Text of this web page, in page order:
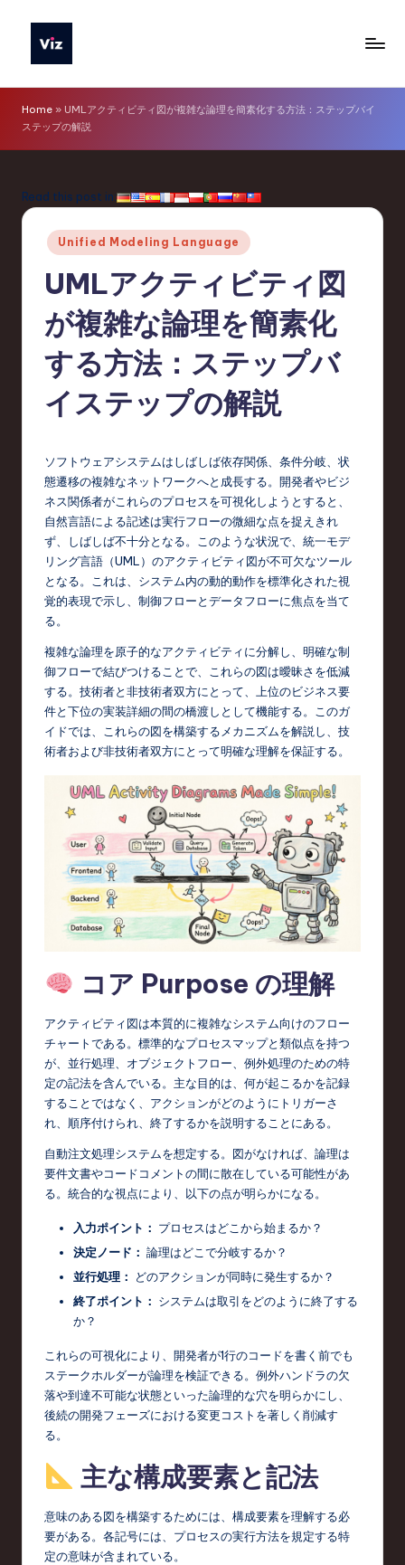
iz
T
o
T
w
T
d
o
Home » UMLアクティビティ図が複雑な論理を簡素化する方法：ステップバイ
ステップの解説
Read this post in:
Posted
in
Unified Modeling Language
UMLアクティビティ図
が複雑な論理を簡素化
する方法：ステップバ
イステップの解説
ソフトウェアシステムはしばしば依存関係、条件分岐、状
態遷移の複雑なネットワークへと成長する。開発者やビジ
ネス関係者がこれらのプロセスを可視化しようとすると、
自然言語による記述は実行フローの微細な点を捉えきれ
ず、しばしば不十分となる。このような状況で、統一モデ
リング言語（UML）のアクティビティ図が不可欠なツール
となる。これは、システム内の動的動作を標準化された視
覚的表現で示し、制御フローとデータフローに焦点を当て
る。
複雑な論理を原子的なアクティビティに分解し、明確な制
御フローで結びつけることで、これらの図は曖昧さを低減
する。技術者と非技術者双方にとって、上位のビジネス要
件と下位の実装詳細の間の橋渡しとして機能する。このガ
イドでは、これらの図を構築するメカニズムを解説し、技
術者および非技術者双方にとって明確な理解を保証する。
コア Purpose の理解
アクティビティ図は本質的に複雑なシステム向けのフロー
チャートである。標準的なプロセスマップと類似点を持つ
が、並行処理、オブジェクトフロー、例外処理のための特
定の記法を含んでいる。主な目的は、何が起こるかを記録
することではなく、アクションがどのようにトリガーさ
れ、順序付けられ、終了するかを説明することにある。
自動注文処理システムを想定する。図がなければ、論理は
要件文書やコードコメントの間に散在している可能性があ
る。統合的な視点により、以下の点が明らかになる。
入力ポイント： プロセスはどこから始まるか？
決定ノード： 論理はどこで分岐するか？
並行処理：
どのアクションが同時に発生するか？
終了ポイント： システムは取引をどのように終了する
か？
これらの可視化により、開発者が1行のコードを書く前でも
ステークホルダーが論理を検証できる。例外ハンドラの欠
落や到達不可能な状態といった論理的な穴を明らかにし、
後続の開発フェーズにおける変更コストを著しく削減す
る。
主な構成要素と記法
意味のある図を構築するためには、構成要素を理解する必
要がある。各記号には、プロセスの実行方法を規定する特
定の意味が含まれている。